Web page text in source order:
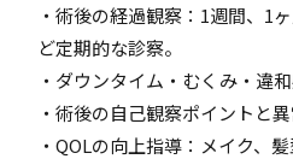
・術後の経過観察：1週間、1
ど定期的な診察。
・ダウンタイム・むくみ・違
・術後の自己観察ポイントと
・QOLの向上指導：メイク、